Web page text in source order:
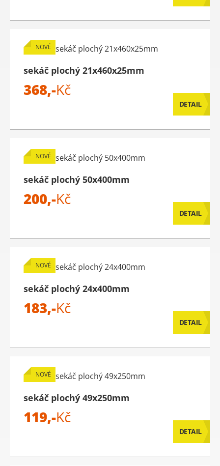
NOVÉ
sekáč plochý 21x460x25mm
368,-Kč
DETAIL
NOVÉ
sekáč plochý 50x400mm
200,-Kč
DETAIL
NOVÉ
sekáč plochý 24x400mm
183,-Kč
DETAIL
NOVÉ
sekáč plochý 49x250mm
119,-Kč
DETAIL